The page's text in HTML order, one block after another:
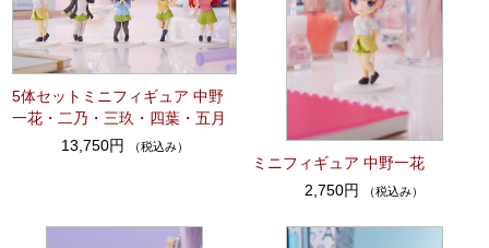
5体セットミニフィギュア 中野
一花・二乃・三玖・四葉・五月
13,750円
（税込み）
ミニフィギュア 中野一花
2,750円
（税込み）